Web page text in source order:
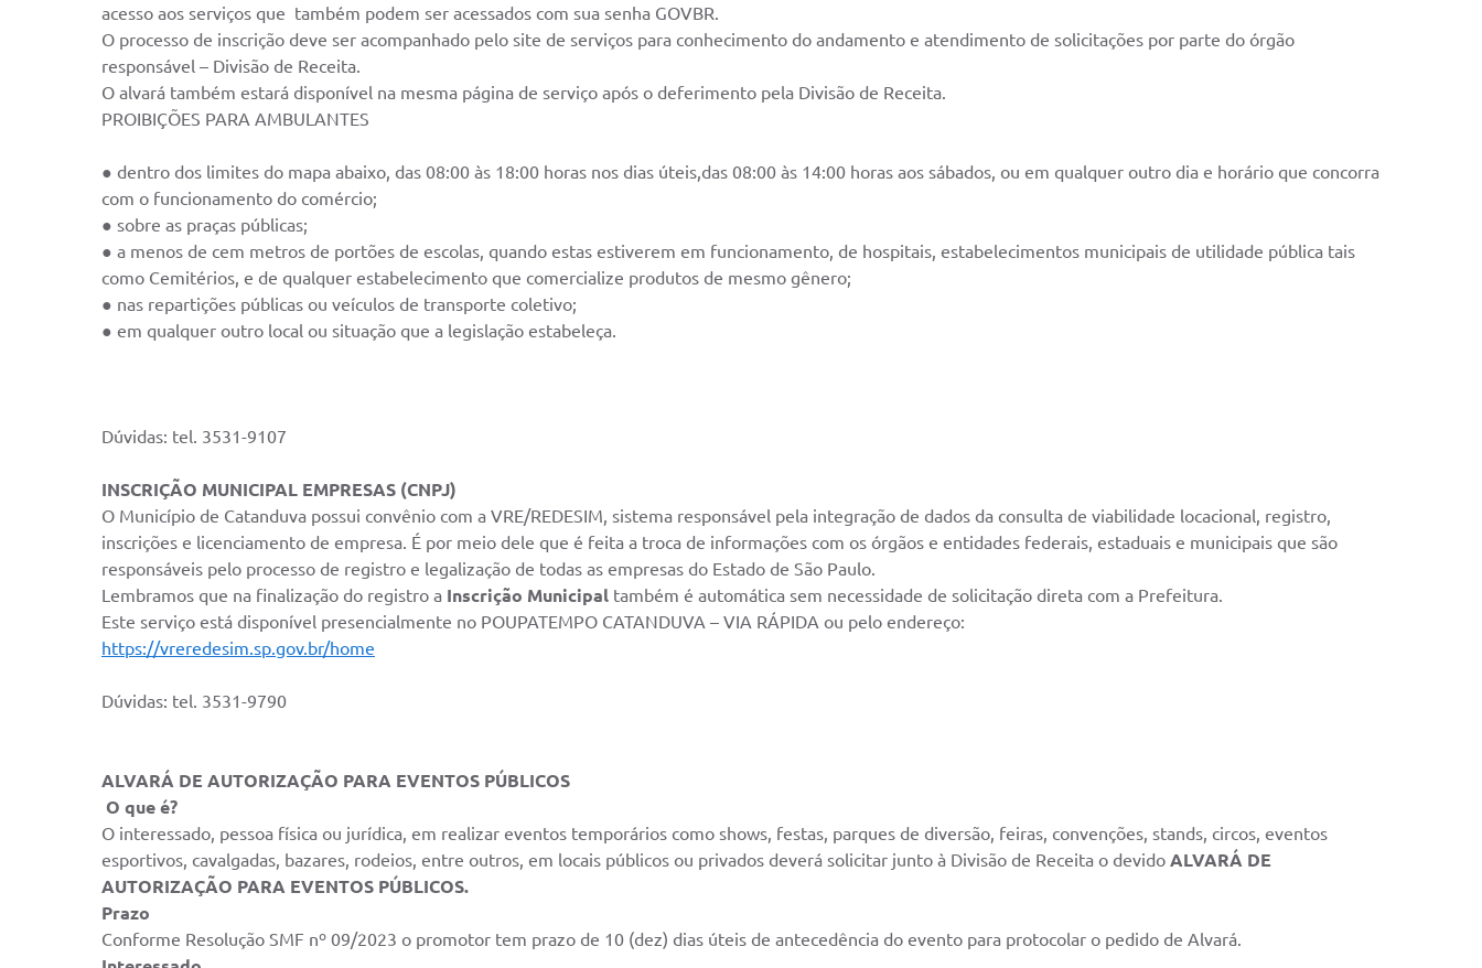
acesso aos serviços que também podem ser acessados com sua senha GOVBR.
O processo de inscrição deve ser acompanhado pelo site de serviços para conhecimento do andamento e atendimento de solicitações por parte do órgão
responsável – Divisão de Receita.
O alvará também estará disponível na mesma página de serviço após o deferimento pela Divisão de Receita.
PROIBIÇÕES PARA AMBULANTES
● dentro dos limites do mapa abaixo, das 08:00 às 18:00 horas nos dias úteis,das 08:00 às 14:00 horas aos sábados, ou em qualquer outro dia e horário que concorra
com o funcionamento do comércio;
● sobre as praças públicas;
● a menos de cem metros de portões de escolas, quando estas estiverem em funcionamento, de hospitais, estabelecimentos municipais de utilidade pública tais
como Cemitérios, e de qualquer estabelecimento que comercialize produtos de mesmo gênero;
● nas repartições públicas ou veículos de transporte coletivo;
● em qualquer outro local ou situação que a legislação estabeleça.
Dúvidas: tel. 3531-9107
INSCRIÇÃO MUNICIPAL EMPRESAS (CNPJ)
O Município de Catanduva possui convênio com a VRE/REDESIM, sistema responsável pela integração de dados da consulta de viabilidade locacional, registro,
inscrições e licenciamento de empresa. É por meio dele que é feita a troca de informações com os órgãos e entidades federais, estaduais e municipais que são
responsáveis pelo processo de registro e legalização de todas as empresas do Estado de São Paulo.
Lembramos que na finalização do registro a Inscrição Municipal também é automática sem necessidade de solicitação direta com a Prefeitura.
Este serviço está disponível presencialmente no POUPATEMPO CATANDUVA – VIA RÁPIDA ou pelo endereço:
https://vreredesim.sp.gov.br/home
Dúvidas: tel. 3531-9790
ALVARÁ DE AUTORIZAÇÃO PARA EVENTOS PÚBLICOS
O que é?
O interessado, pessoa física ou jurídica, em realizar eventos temporários como shows, festas, parques de diversão, feiras, convenções, stands, circos, eventos
esportivos, cavalgadas, bazares, rodeios, entre outros, em locais públicos ou privados deverá solicitar junto à Divisão de Receita o devido ALVARÁ DE
AUTORIZAÇÃO PARA EVENTOS PÚBLICOS.
Prazo
Conforme Resolução SMF nº 09/2023 o promotor tem prazo de 10 (dez) dias úteis de antecedência do evento para protocolar o pedido de Alvará.